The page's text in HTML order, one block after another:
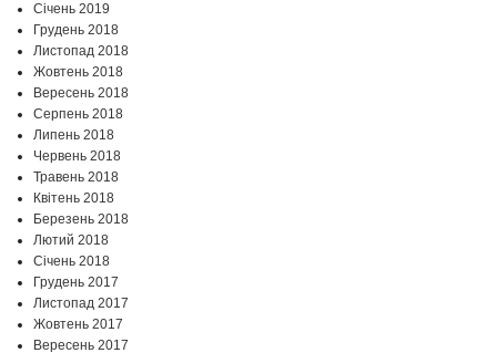
Січень 2019
Грудень 2018
Листопад 2018
Жовтень 2018
Вересень 2018
Серпень 2018
Липень 2018
Червень 2018
Травень 2018
Квітень 2018
Березень 2018
Лютий 2018
Січень 2018
Грудень 2017
Листопад 2017
Жовтень 2017
Вересень 2017